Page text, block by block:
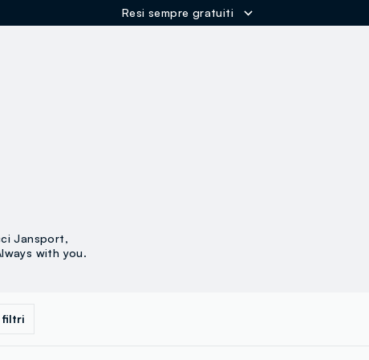
Resi sempre gratuiti
Jansport,
with you.
filtri